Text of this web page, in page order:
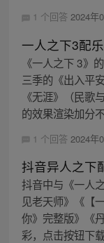
1 个回答 2024年
一人之下3配乐
《一人之下 3》
三季的《出入平
《无涯》（民歌
的效果渲染加分
1 个回答 2024年
抖音异人之下
抖音中与《一人
见老天师》《【
你》完整版》《
彩，点击按钮下